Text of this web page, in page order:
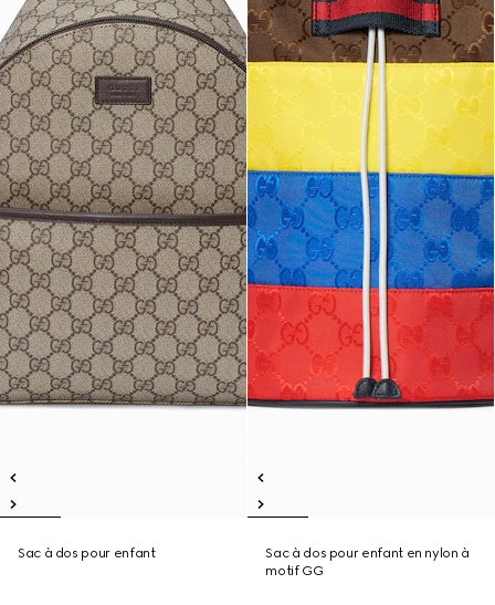
Sac à dos pour enfant
Sac à dos pour enfant en nylon à
motif GG